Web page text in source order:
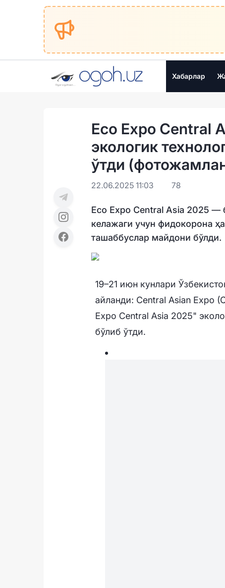
Хабарлар
Eco Expo Central
экологик
ўтди
22.06.2025 11:03 78
Eco Expo Central Asia 2025 —
келажаги учун фидокорона
ташаббуслар майдони бўлди.
19–21 июн кунлари
айланди: Central Asian Expo
Expo Central Asia 2025"
бўлиб ўтди.